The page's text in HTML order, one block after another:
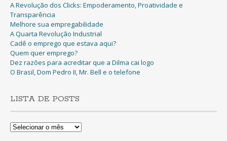
A Revolução dos Clicks: Empoderamento, Proatividade e
Transparência
Melhore sua empregabilidade
A Quarta Revolução Industrial
Cadê o emprego que estava aqui?
Quem quer emprego?
Dez razões para acreditar que a Dilma cai logo
O Brasil, Dom Pedro II, Mr. Bell e o telefone
LISTA DE POSTS
Lista